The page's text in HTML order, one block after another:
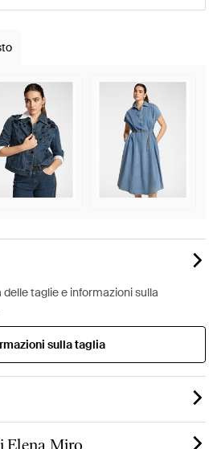
taglie e informazioni sulla
sulla taglia
Elena Miro